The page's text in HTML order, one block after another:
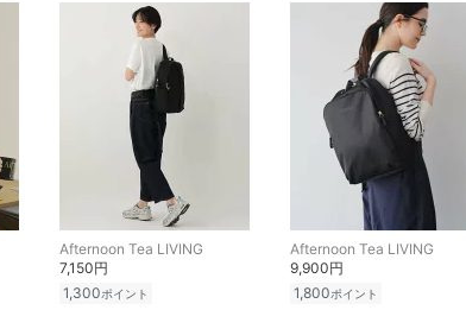
Afternoon Tea LIVING
7,150円
1,300ポイント
Afternoon Tea LIVING
9,900円
1,800ポイント